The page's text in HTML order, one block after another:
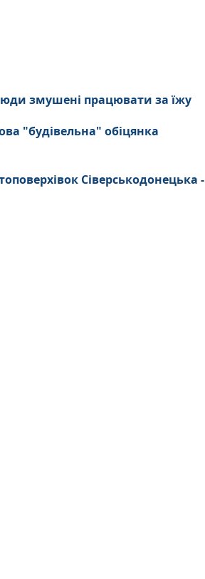
змушені працювати за їжу
"будівельна" обіцянка
Сіверськодонецька -